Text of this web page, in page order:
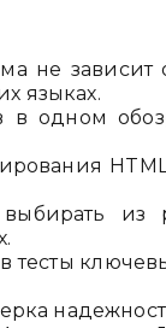
не зависит
языках.
в одном
из
тесты